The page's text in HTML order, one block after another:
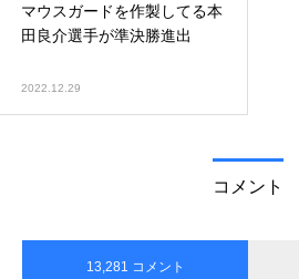
マウスガードを作製してる本
田良介選手が準決勝進出
2022.12.29
コメント
13,281 コメント